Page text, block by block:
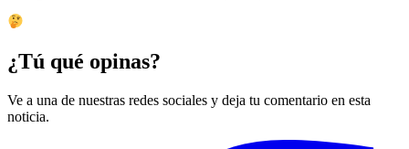
¿Tú qué opinas?
Ve a una de nuestras redes sociales y deja tu comentario en esta
noticia.